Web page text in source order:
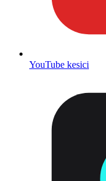
YouTube kesici